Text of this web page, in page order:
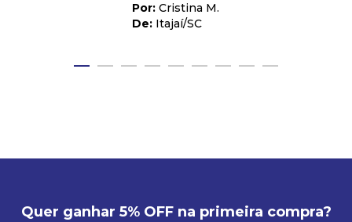
Cristina M.
Itajaí/SC
Quer ganhar 5% OFF na primeira compra?